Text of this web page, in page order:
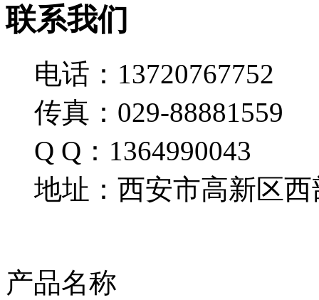
联系我们
电话：13720767752
传真：029-88881559
Q Q：1364990043
地址：西安市高新区西
产品名称